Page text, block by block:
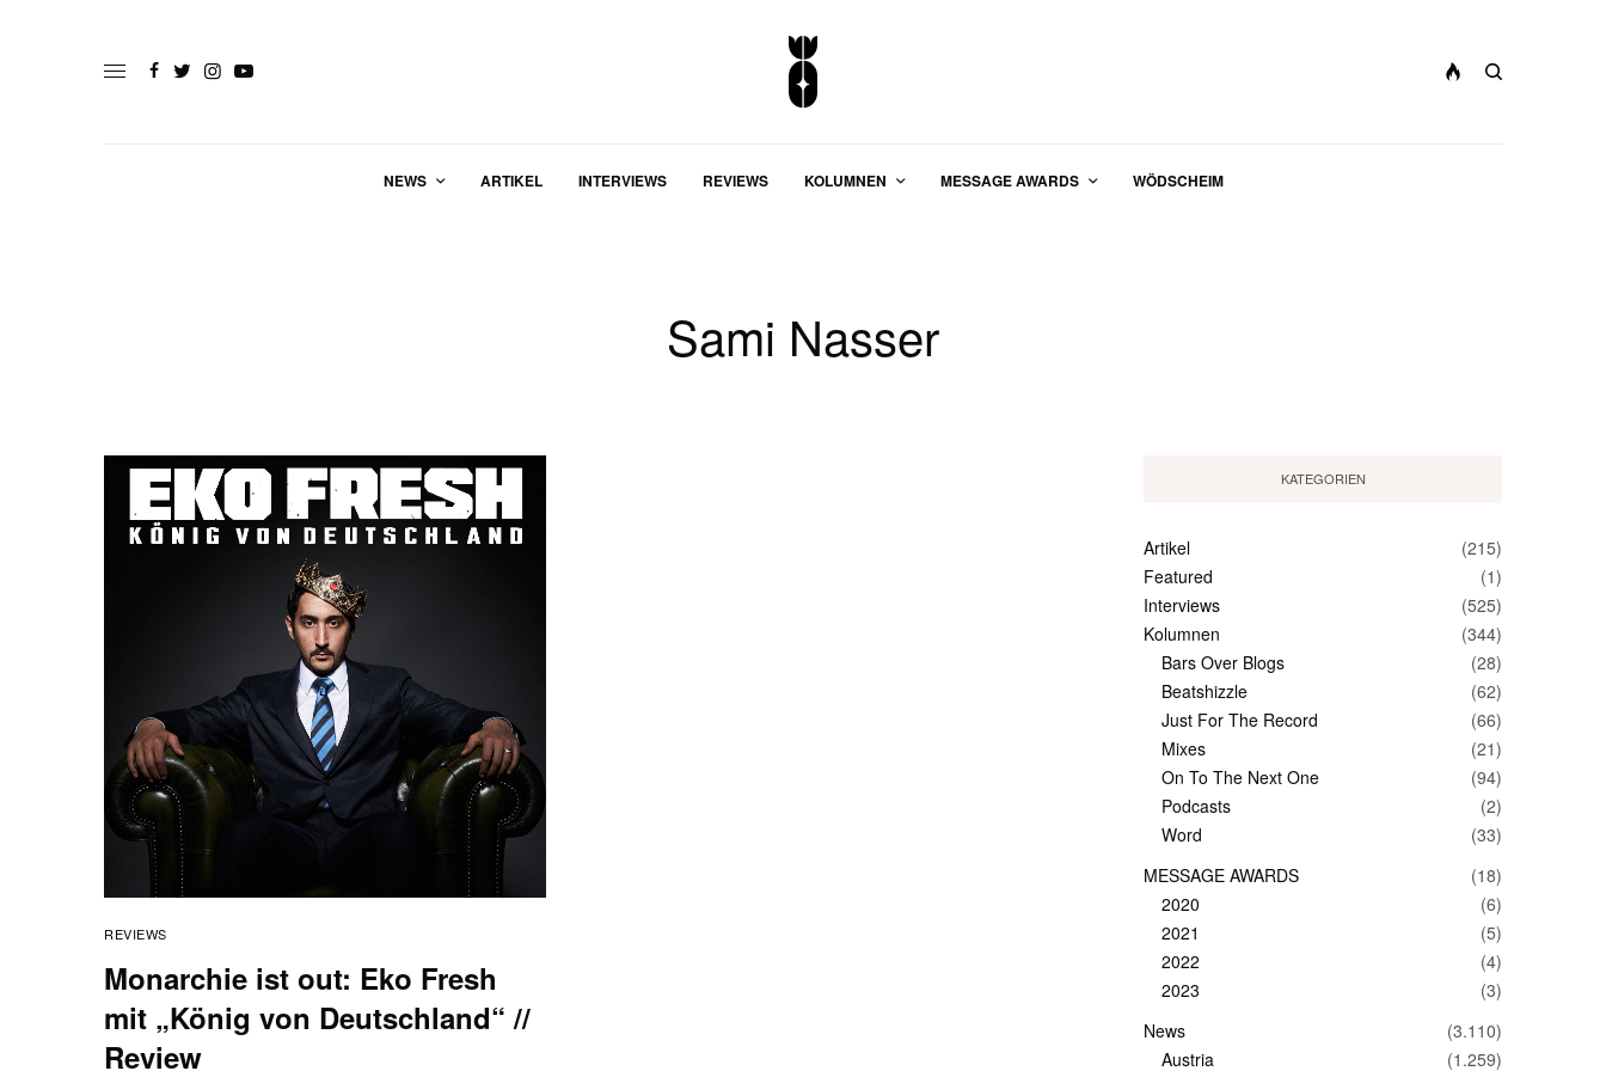
NEWS ARTIKEL INTERVIEWS REVIEWS KOLUMNEN MESSAGE AWARDS WÖDSCHEIM
Sami Nasser
REVIEWS
Monarchie ist out: Eko Fresh
mit „König von Deutschland“ //
Review
KATEGORIEN
Artikel
(215)
Featured
(1)
Interviews
(525)
Kolumnen
(344)
Bars Over Blogs
(28)
Beatshizzle
(62)
Just For The Record
(66)
Mixes
(21)
On To The Next One
(94)
Podcasts
(2)
Word
(33)
MESSAGE AWARDS
(18)
2020
(6)
2021
(5)
2022
(4)
2023
(3)
News
(3.110)
Austria
(1.259)